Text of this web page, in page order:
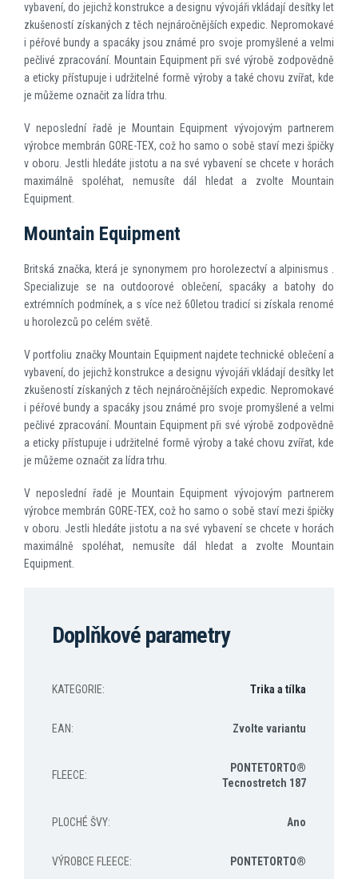
vybavení, do jejichž konstrukce a designu vývojáři vkládají desítky let
zkušeností získaných z těch nejnáročnějších expedic. Nepromokavé
i péřové bundy a spacáky jsou známé pro svoje promyšlené a velmi
pečlivé zpracování. Mountain Equipment při své výrobě zodpovědně
a eticky přístupuje i udržitelné formě výroby a také chovu zvířat, kde
je můžeme označit za lídra trhu.
V neposlední řadě je Mountain Equipment vývojovým partnerem
výrobce membrán GORE-TEX, což ho samo o sobě staví mezi špičky
v oboru. Jestli hledáte jistotu a na své vybavení se chcete v horách
maximálně spoléhat, nemusíte dál hledat a zvolte Mountain
Equipment.
Mountain Equipment
Britská značka, která je synonymem pro horolezectví a alpinismus .
Specializuje se na outdoorové oblečení, spacáky a batohy do
extrémních podmínek, a s více než 60letou tradicí si získala renomé
u horolezců po celém světě.
V portfoliu značky Mountain Equipment najdete technické oblečení a
vybavení, do jejichž konstrukce a designu vývojáři vkládají desítky let
zkušeností získaných z těch nejnáročnějších expedic. Nepromokavé
i péřové bundy a spacáky jsou známé pro svoje promyšlené a velmi
pečlivé zpracování. Mountain Equipment při své výrobě zodpovědně
a eticky přístupuje i udržitelné formě výroby a také chovu zvířat, kde
je můžeme označit za lídra trhu.
V neposlední řadě je Mountain Equipment vývojovým partnerem
výrobce membrán GORE-TEX, což ho samo o sobě staví mezi špičky
v oboru. Jestli hledáte jistotu a na své vybavení se chcete v horách
maximálně spoléhat, nemusíte dál hledat a zvolte Mountain
Equipment.
Doplňkové parametry
KATEGORIE: Trika a tílka
EAN: Zvolte variantu
FLEECE:
PONTETORTO®
Tecnostretch 187
PLOCHÉ ŠVY: Ano
VÝROBCE FLEECE: PONTETORTO®